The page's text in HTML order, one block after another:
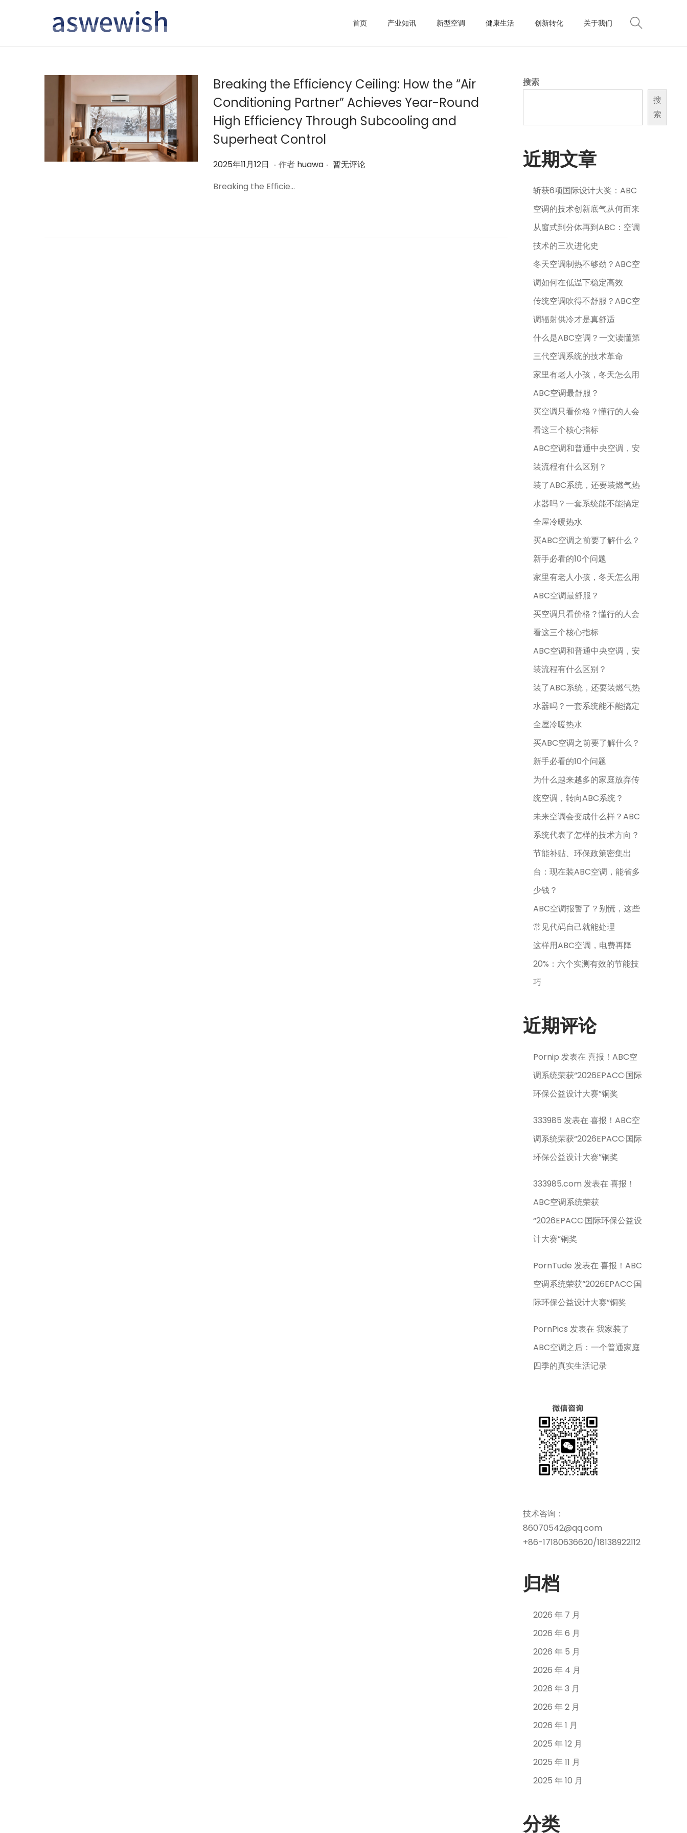
首页 产业知讯 新型空调 健康生活 创新转化 关于我们
Breaking the Efficiency Ceiling: How the “Air
Conditioning Partner” Achieves Year-Round
High Efficiency Through Subcooling and
Superheat Control
作
2025年11月12日 2
2
. 作者 huawa . 暂无评论
Breaking the Efficie…
搜索
搜
索
近期文章
斩获6项国际设计大奖：ABC
空调的技术创新底气从何而来
从窗式到分体再到ABC：空调
技术的三次进化史
冬天空调制热不够劲？ABC空
调如何在低温下稳定高效
传统空调吹得不舒服？ABC空
调辐射供冷才是真舒适
什么是ABC空调？一文读懂第
三代空调系统的技术革命
家里有老人小孩，冬天怎么用
ABC空调最舒服？
买空调只看价格？懂行的人会
看这三个核心指标
ABC空调和普通中央空调，安
装流程有什么区别？
装了ABC系统，还要装燃气热
水器吗？一套系统能不能搞定
全屋冷暖热水
买ABC空调之前要了解什么？
新手必看的10个问题
家里有老人小孩，冬天怎么用
ABC空调最舒服？
买空调只看价格？懂行的人会
看这三个核心指标
ABC空调和普通中央空调，安
装流程有什么区别？
装了ABC系统，还要装燃气热
水器吗？一套系统能不能搞定
全屋冷暖热水
买ABC空调之前要了解什么？
新手必看的10个问题
为什么越来越多的家庭放弃传
统空调，转向ABC系统？
未来空调会变成什么样？ABC
系统代表了怎样的技术方向？
节能补贴、环保政策密集出
台：现在装ABC空调，能省多
少钱？
ABC空调报警了？别慌，这些
常见代码自己就能处理
这样用ABC空调，电费再降
20%：六个实测有效的节能技
巧
近期评论
Pornip 发表在喜报！ABC空
调系统荣获“2026EPACC·国际
环保公益设计大赛”铜奖
333985 发表在喜报！ABC空
调系统荣获“2026EPACC·国际
环保公益设计大赛”铜奖
333985.com 发表在喜报！
ABC空调系统荣获
“2026EPACC·国际环保公益设
计大赛”铜奖
PornTude 发表在喜报！ABC
空调系统荣获“2026EPACC·国
际环保公益设计大赛”铜奖
PornPics 发表在我家装了
ABC空调之后：一个普通家庭
四季的真实生活记录
技术咨询：
86070542@qq.com
+86-17180636620/18138922112
归档
2026 年 7 月
2026 年 6 月
2026 年 5 月
2026 年 4 月
2026 年 3 月
2026 年 2 月
2026 年 1 月
2025 年 12 月
2025 年 11 月
2025 年 10 月
分类